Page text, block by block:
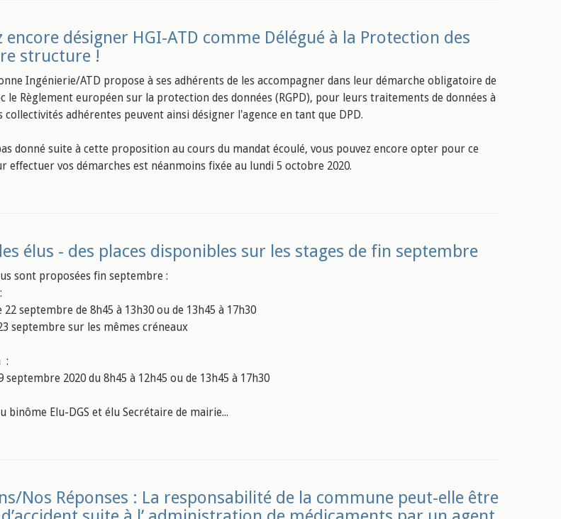
encore désigner HGI-ATD comme Délégué à la Protection des
structure !
Ingénierie/ATD propose à ses adhérents de les accompagner dans leur démarche obligatoire de
le Règlement européen sur la protection des données (RGPD), pour leurs traitements de données à
collectivités adhérentes peuvent ainsi désigner l'agence en tant que DPD.
donné suite à cette proposition au cours du mandat écoulé, vous pouvez encore opter pour ce
effectuer vos démarches est néanmoins fixée au lundi 5 octobre 2020.
élus - des places disponibles sur les stages de fin septembre
sont proposées fin septembre :
septembre de 8h45 à 13h30 ou de 13h45 à 17h30
septembre sur les mêmes créneaux
:
septembre 2020 du 8h45 à 12h45 ou de 13h45 à 17h30
binôme Elu-DGS et élu Secrétaire de mairie...
Nos Réponses : La responsabilité de la commune peut-elle être